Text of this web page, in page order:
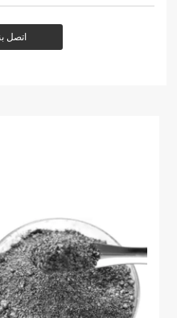
اتصل